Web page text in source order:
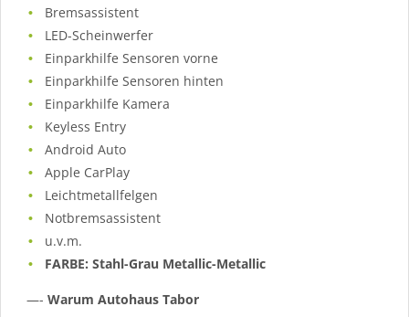
Bremsassistent
LED-Scheinwerfer
Einparkhilfe Sensoren vorne
Einparkhilfe Sensoren hinten
Einparkhilfe Kamera
Keyless Entry
Android Auto
Apple CarPlay
Leichtmetallfelgen
Notbremsassistent
u.v.m.
FARBE: Stahl-Grau Metallic-Metallic
—- Warum Autohaus Tabor